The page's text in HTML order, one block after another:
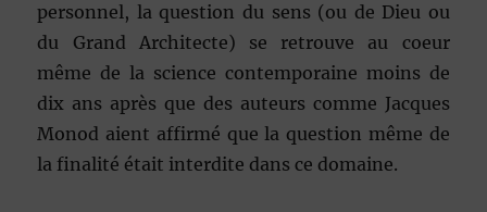
personnel, la question du sens (ou de Dieu ou
du Grand Architecte) se retrouve au coeur
même de la science contemporaine moins de
dix ans après que des auteurs comme Jacques
Monod aient affirmé que la question même de
la finalité était interdite dans ce domaine.